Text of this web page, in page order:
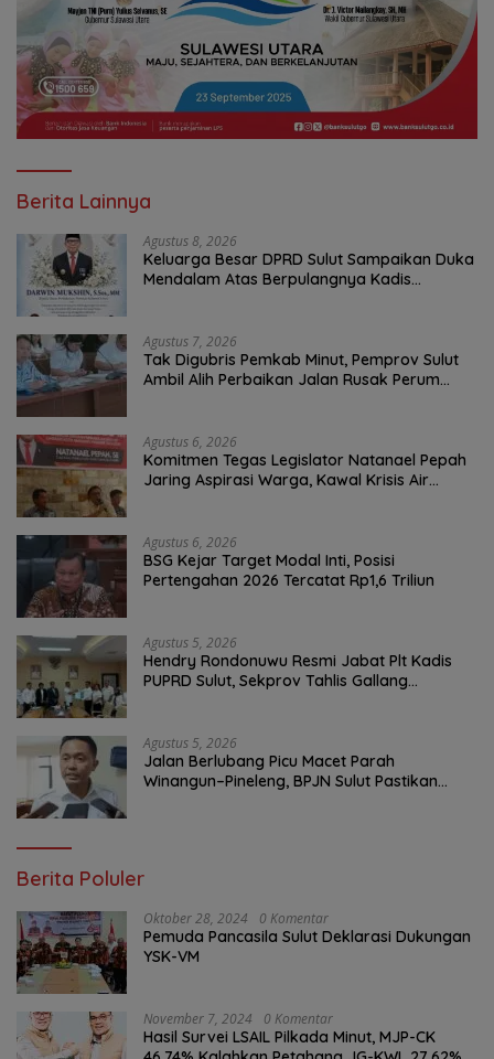
Berita Lainnya
Agustus 8, 2026
Keluarga Besar DPRD Sulut Sampaikan Duka
Mendalam Atas Berpulangnya Kadis
Agustus 7, 2026
Tak Digubris Pemkab Minut, Pemprov Sulut
Ambil Alih Perbaikan Jalan Rusak Perum
Agustus 6, 2026
Komitmen Tegas Legislator Natanael Pepah
Jaring Aspirasi Warga, Kawal Krisis Air
Agustus 6, 2026
BSG Kejar Target Modal Inti, Posisi
Pertengahan 2026 Tercatat Rp1,6 Triliun
Agustus 5, 2026
Hendry Rondonuwu Resmi Jabat Plt Kadis
PUPRD Sulut, Sekprov Tahlis Gallang
Agustus 5, 2026
Jalan Berlubang Picu Macet Parah
Winangun–Pineleng, BPJN Sulut Pastikan
Berita Poluler
Oktober 28, 2024 0 Komentar
Pemuda Pancasila Sulut Deklarasi Dukungan
YSK-VM
November 7, 2024 0 Komentar
Hasil Survei LSAIL Pilkada Minut, MJP-CK